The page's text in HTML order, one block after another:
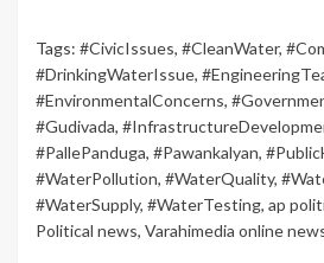
Tags: #CivicIssues, #CleanWater,
#DrinkingWaterIssue,
#EnvironmentalConcerns,
#Gudivada,
#PallePanduga, #Pawankalyan,
#WaterPollution, #WaterQuality,
#WaterSupply, #WaterTesting, ap
Political news, Varahimedia online